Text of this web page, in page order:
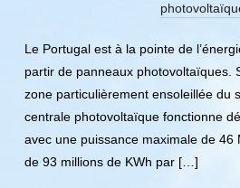
Le Portugal est à la pointe de
partir de panneaux photovoltaïques.
zone particulièrement ensoleillée du
centrale photovoltaïque fonctionne
avec une puissance maximale de 46
de 93 millions de KWh par […]